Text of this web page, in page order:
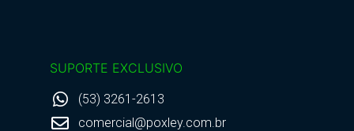
SUPORTE EXCLUSIVO
(53) 3261-2613
comercial@poxley.com.br